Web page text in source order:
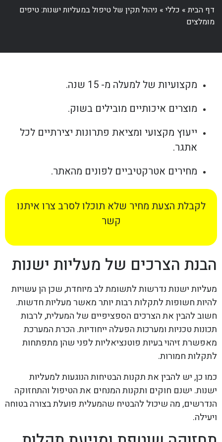
דף הבית» כללי» ניהול תקין של טיפול במעליות ישנות: טיפים
מומלצים
מקצועיות של למעלה מ- 15 שנה.
מוצרים איכותיים מובילים בשוק.
ייעוץ מקצועי ומציאת פתרונות יצירתיים לכל
אתגר.
מחירים אטרקטיביים לפונים מהאתר.
לקבלת הצעת מחיר שלא תוכלו לסרב צרו איתנו
קשר
הבנת הצרכים של מעליות ישנות
מעליות ישנות נדרשות לתשומת לב מיוחדת, שכן הן עשויות
להיות חשופות לתקלות רבות יותר מאשר מעליות חדשות.
חשוב להבין את הצרכים הספציפיים של המעלית, לרבות
תכונות טכניות ומערכות הפעלה ייחודיות. הכרת המערכת
מאפשרת זיהוי בעיות פוטנציאליות לפני שהן מתפתחות
לתקלות חמורות.
כמו כן, יש להבין את תקנות הבטיחות הנוגעות למעליות
ישנות. ישנם חוקים ותקנות המנחים את הטיפול והתחזוקה
הנדרשים, מה שיכול להבטיח שהמעלית פועלת בצורה בטוחה
ויעילה.